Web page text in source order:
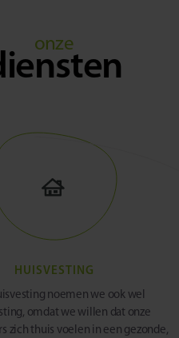
onze
HUISVESTING
noemen we ook wel
omdat we willen dat onze
zich thuis voelen in een gezonde,